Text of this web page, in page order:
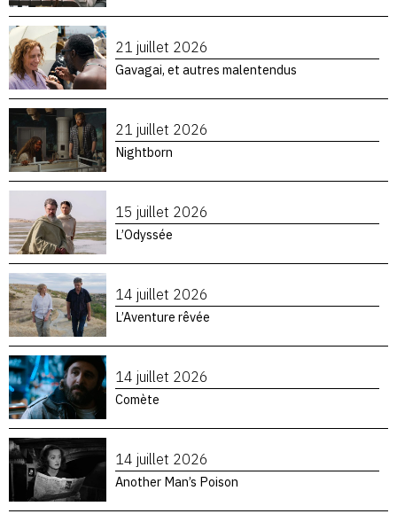
21 juillet 2026
Gavagai, et autres malentendus
21 juillet 2026
Nightborn
15 juillet 2026
L’Odyssée
14 juillet 2026
L’Aventure rêvée
14 juillet 2026
Comète
14 juillet 2026
Another Man’s Poison